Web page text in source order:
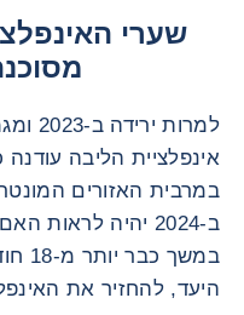
שערי
אינפלציית הליבה
במרבית האזורים
ב-2024 יהיה
היעד, להחזיר את האינפלציה ל-2%